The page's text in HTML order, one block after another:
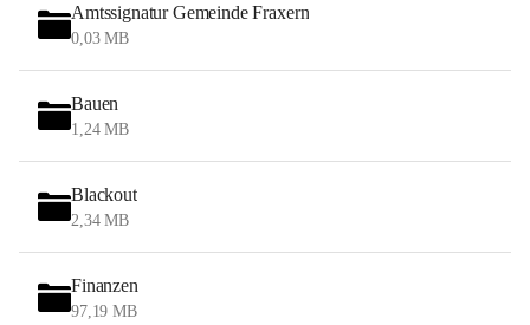
Amtssignatur Gemeinde Fraxern
0,03 MB
Bauen
1,24 MB
Blackout
2,34 MB
Finanzen
97,19 MB